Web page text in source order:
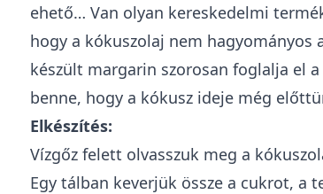
ehető… Van olyan kereskedelmi
hogy a kókuszolaj nem hagyományos
készült margarin szorosan foglalja el
benne, hogy a kókusz ideje még
Elkészítés:
Vízgőz felett olvasszuk meg a
Egy tálban keverjük össze a cukrot, a